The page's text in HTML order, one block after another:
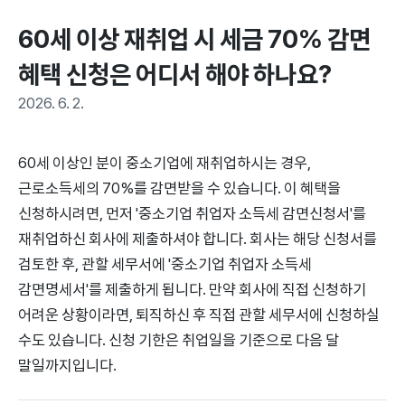
60세 이상 재취업 시 세금 70% 감면
혜택 신청은 어디서 해야 하나요?
2026. 6. 2.
60세 이상인 분이 중소기업에 재취업하시는 경우,
근로소득세의 70%를 감면받을 수 있습니다. 이 혜택을
신청하시려면, 먼저 '중소기업 취업자 소득세 감면신청서'를
재취업하신 회사에 제출하셔야 합니다. 회사는 해당 신청서를
검토한 후, 관할 세무서에 '중소기업 취업자 소득세
감면명세서'를 제출하게 됩니다. 만약 회사에 직접 신청하기
어려운 상황이라면, 퇴직하신 후 직접 관할 세무서에 신청하실
수도 있습니다. 신청 기한은 취업일을 기준으로 다음 달
말일까지입니다.